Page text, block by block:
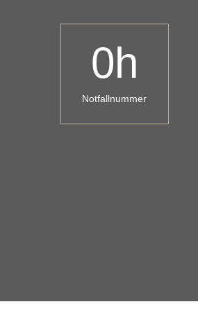
0h
Notfallnummer